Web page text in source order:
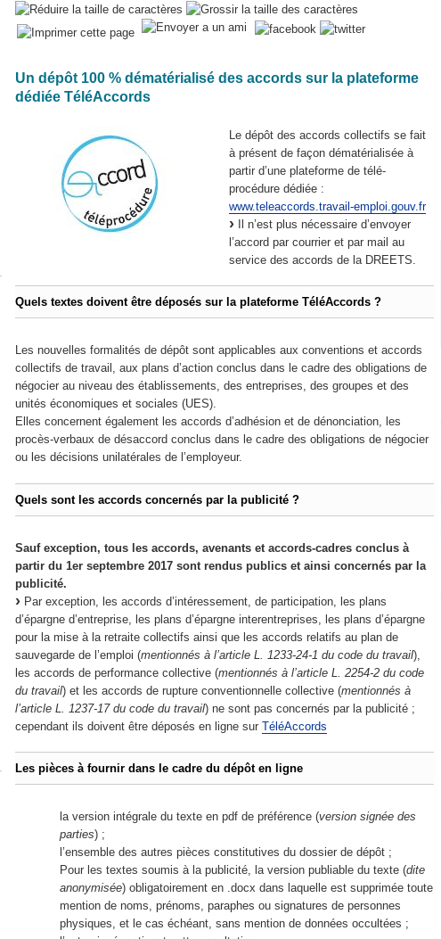
Un dépôt 100 % dématérialisé des accords sur la plateforme
dédiée TéléAccords
Le dépôt des accords collectifs se fait
à présent de façon dématérialisée à
partir d’une plateforme de télé-
procédure dédiée :
www.teleaccords.travail-emploi.gouv.fr
Il n’est plus nécessaire d’envoyer
l’accord par courrier et par mail au
service des accords de la DREETS.
Quels textes doivent être déposés sur la plateforme TéléAccords ?
Les nouvelles formalités de dépôt sont applicables aux conventions et accords
collectifs de travail, aux plans d’action conclus dans le cadre des obligations de
négocier au niveau des établissements, des entreprises, des groupes et des
unités économiques et sociales (UES).
Elles concernent également les accords d’adhésion et de dénonciation, les
procès-verbaux de désaccord conclus dans le cadre des obligations de négocier
ou les décisions unilatérales de l’employeur.
Quels sont les accords concernés par la publicité ?
Sauf exception, tous les accords, avenants et accords-cadres conclus à
partir du 1er septembre 2017 sont rendus publics et ainsi concernés par la
publicité.
Par exception, les accords d’intéressement, de participation, les plans
d’épargne d’entreprise, les plans d’épargne interentreprises, les plans d’épargne
pour la mise à la retraite collectifs ainsi que les accords relatifs au plan de
sauvegarde de l’emploi (mentionnés à l’article L. 1233-24-1 du code du travail),
les accords de performance collective (mentionnés à l’article L. 2254-2 du code
du travail) et les accords de rupture conventionnelle collective (mentionnés à
l’article L. 1237-17 du code du travail) ne sont pas concernés par la publicité ;
cependant ils doivent être déposés en ligne sur TéléAccords
Les pièces à fournir dans le cadre du dépôt en ligne
la version intégrale du texte en pdf de préférence (version signée des
parties) ;
l’ensemble des autres pièces constitutives du dossier de dépôt ;
Pour les textes soumis à la publicité, la version publiable du texte (dite
anonymisée) obligatoirement en .docx dans laquelle est supprimée toute
mention de noms, prénoms, paraphes ou signatures de personnes
physiques, et le cas échéant, sans mention de données occultées ;